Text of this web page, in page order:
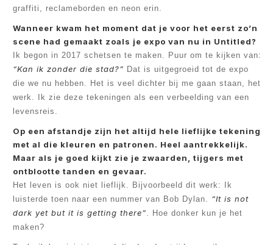
graffiti, reclameborden en neon erin.
Wanneer kwam het moment dat je voor het eerst zo’n
scene had gemaakt zoals je expo van nu in Untitled?
Ik begon in 2017 schetsen te maken. Puur om te kijken van:
“Kan ik zonder die stad?” Dat is uitgegroeid tot de expo
die we nu hebben. Het is veel dichter bij me gaan staan, het
werk. Ik zie deze tekeningen als een verbeelding van een
levensreis.
Op een afstandje zijn het altijd hele lieflijke tekening
met al die kleuren en patronen. Heel aantrekkelijk.
Maar als je goed kijkt zie je zwaarden, tijgers met
ontblootte tanden en gevaar.
Het leven is ook niet lieflijk. Bijvoorbeeld dit werk: Ik
luisterde toen naar een nummer van Bob Dylan. “It is not
dark yet but it is getting there”. Hoe donker kun je het
maken?